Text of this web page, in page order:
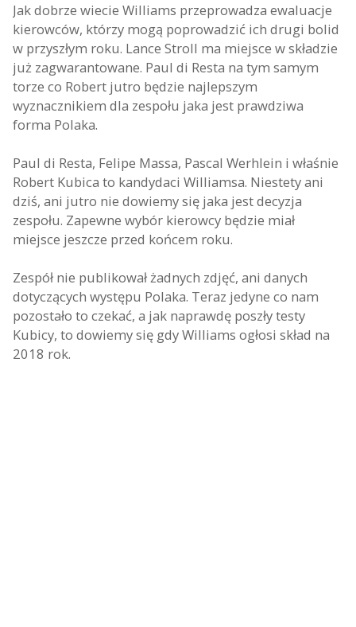
Jak dobrze wiecie Williams przeprowadza ewaluacje
kierowców, którzy mogą poprowadzić ich drugi bolid
w przyszłym roku. Lance Stroll ma miejsce w składzie
już zagwarantowane. Paul di Resta na tym samym
torze co Robert jutro będzie najlepszym
wyznacznikiem dla zespołu jaka jest prawdziwa
forma Polaka.
Paul di Resta, Felipe Massa, Pascal Werhlein i właśnie
Robert Kubica to kandydaci Williamsa. Niestety ani
dziś, ani jutro nie dowiemy się jaka jest decyzja
zespołu. Zapewne wybór kierowcy będzie miał
miejsce jeszcze przed końcem roku.
Zespół nie publikował żadnych zdjęć, ani danych
dotyczących występu Polaka. Teraz jedyne co nam
pozostało to czekać, a jak naprawdę poszły testy
Kubicy, to dowiemy się gdy Williams ogłosi skład na
2018 rok.